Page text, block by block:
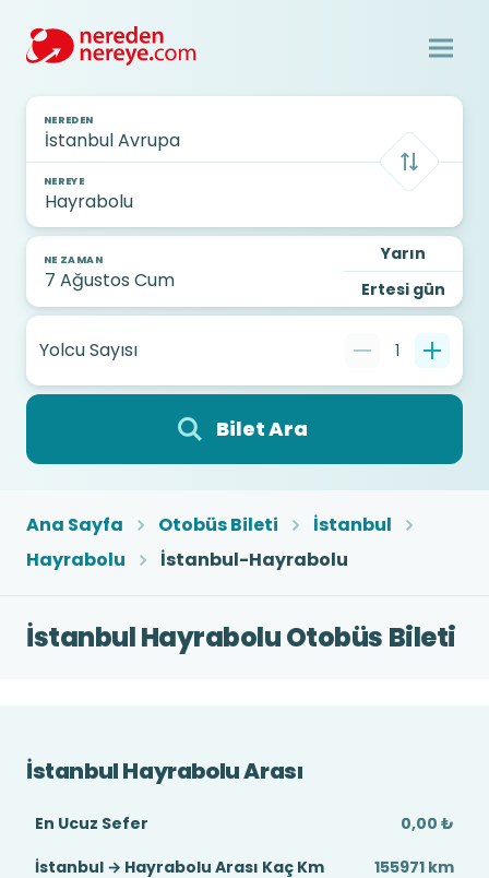
NEREDEN
NEREYE
NE ZAMAN
Yarın
Ertesi gün
Yolcu Sayısı 1
Bilet Ara
Ana Sayfa Otobüs Bileti
İstanbul
Hayrabolu
İstanbul-Hayrabolu
İstanbul Hayrabolu Otobüs Bileti
İstanbul Hayrabolu Arası
En Ucuz Sefer
0,00 ₺
İstanbul → Hayrabolu Arası Kaç Km
155971 km